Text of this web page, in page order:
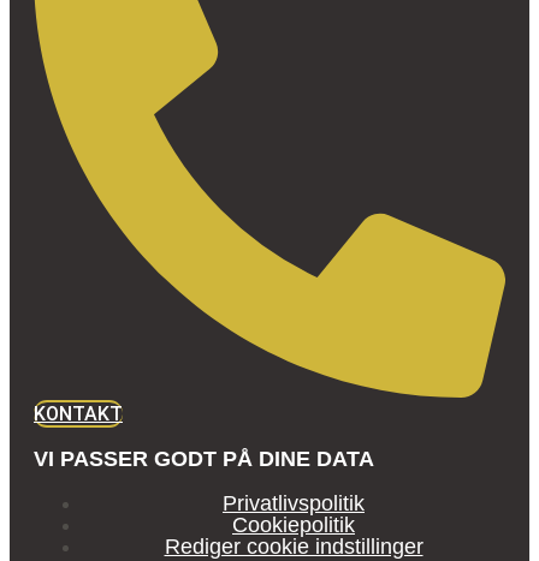
KONTAKT
VI PASSER GODT PÅ DINE DATA
Privatlivspolitik
Cookiepolitik
Rediger cookie indstillinger